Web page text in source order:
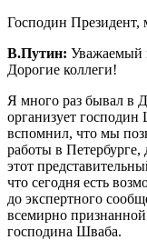
Господин
В.Путин: Уважаемый
Дорогие коллеги!
Я много раз бывал в
организует
вспомнил, что мы
работы в Петербурге,
этот
что сегодня есть
до экспертного
всемирно
господина Шваба.